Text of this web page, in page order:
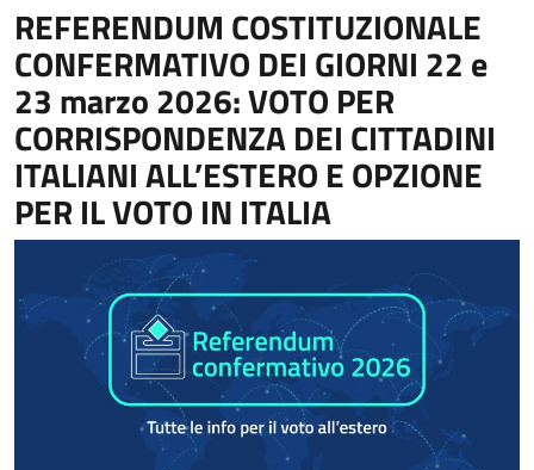
REFERENDUM COSTITUZIONALE
CONFERMATIVO DEI GIORNI 22 e
23 marzo 2026: VOTO PER
CORRISPONDENZA DEI CITTADINI
ITALIANI ALL’ESTERO E OPZIONE
PER IL VOTO IN ITALIA